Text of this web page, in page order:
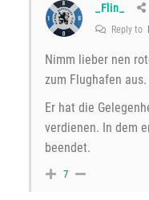
_Flin_
Reply to
Nimm lieber nen
zum Flughafen aus.
Er hat die
verdienen. In dem
beendet.
7